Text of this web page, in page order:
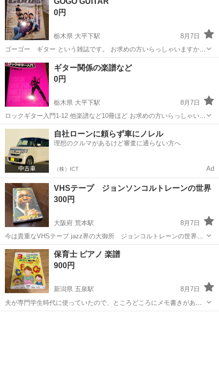
0円
栃木県 大平下駅
8月7日
ゴーゴー ギター という雑誌です。 お求めの方いらっしゃいますか？
1998年11月 1999年2,7,12月 2000年2,4,9月 2001年1,2月 2006年1月 計
10冊
栃木 栃木市 大平下駅 楽譜、音楽書
ギター関係の楽譜など
0円
栃木県 大平下駅
8月7日
ロックギター入門1-12 他楽譜など10冊ほど お求めの方いらっしゃいま
すか？
栃木 栃木市 大平下駅 楽譜、音楽書
自社ローンに頼らず車にノレル
理想のクルマがあるけど審査に通らない方へ
（株）ICT Ad
VHSテープ ジョンソンコルトレーンの世界
300円
大阪府 荒本駅
8月7日
今は貴重なVHSテープ jazz界の大御所 ジョンコルトレーンの世界で
す 貴重な演奏が12曲入っています。
大阪 東大阪市 荒本駅 楽譜、音楽書
保育士 ピアノ 楽譜
900円
新潟県 五泉駅
8月7日
夫が専門学生時代に使っていたので、ところどころにメモ書きがあり
ます。